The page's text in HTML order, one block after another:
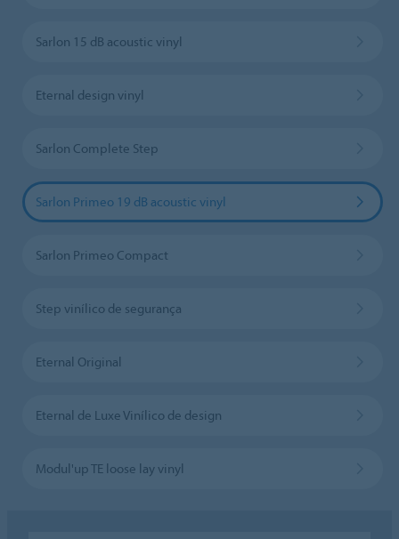
Sarlon 15 dB acoustic vinyl
Eternal design vinyl
Sarlon Complete Step
Sarlon Primeo 19 dB acoustic vinyl
Sarlon Primeo Compact
Step vinílico de segurança
Eternal Original
Eternal de Luxe Vinílico de design
Modul'up TE loose lay vinyl